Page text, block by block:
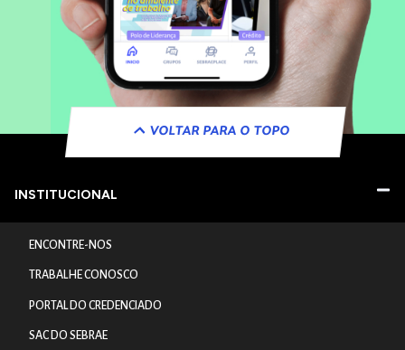
VOLTAR PARA O TOPO
INSTITUCIONAL
ENCONTRE-NOS
TRABALHE CONOSCO
PORTAL DO CREDENCIADO
SAC DO SEBRAE